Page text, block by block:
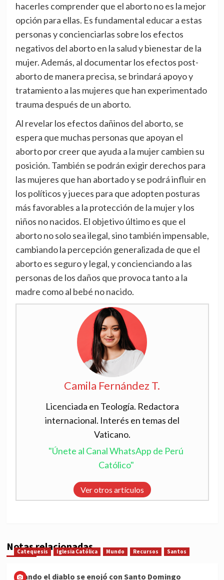
hacerles comprender que el aborto no es la mejor
opción para ellas. Es fundamental educar a estas
personas y concienciarlas sobre los efectos
negativos del aborto en la salud y bienestar de la
mujer. Además, al documentar los efectos post-
aborto de manera precisa, se brindará apoyo y
tratamiento a las mujeres que han experimentado
trauma después de un aborto.
Al revelar los efectos dañinos del aborto, se
espera que muchas personas que apoyan el
aborto por creer que ayuda a la mujer cambien su
posición. También se podrán exigir derechos para
las mujeres que han abortado y se podrá influir en
los políticos y jueces para que adopten posturas
más favorables a la protección de la mujer y los
niños no nacidos. El objetivo último es que el
aborto no solo sea ilegal, sino también impensable,
cambiando la percepción generalizada de que el
aborto es seguro y legal, y concienciando a las
personas de los daños que provoca tanto a la
madre como al bebé no nacido.
Camila Fernández T.
Licenciada en Teología. Redactora
internacional. Interés en temas del
Vaticano.
"Únete al Canal WhatsApp de Perú
Católico"
Ver otros artículos
Notas relacionadas
Catequesis Iglesia Católica Mundo Recursos Santos
Cuando el diablo se enojó con Santo Domingo